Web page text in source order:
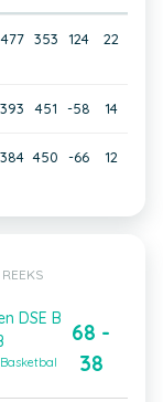
477 353 124 22
393 451 -58 14
384 450 -66 12
DSE B
68 -
38